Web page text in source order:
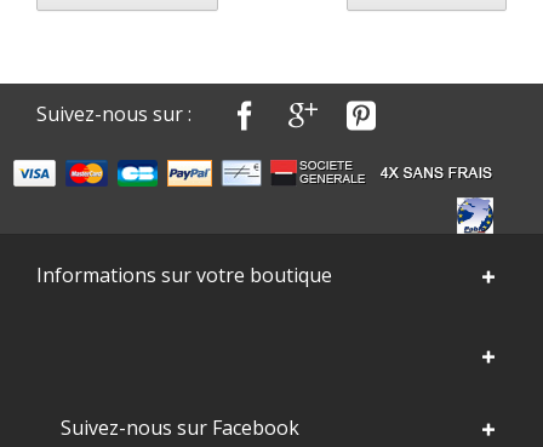
Suivez-nous sur :
Informations sur votre boutique
Suivez-nous sur Facebook